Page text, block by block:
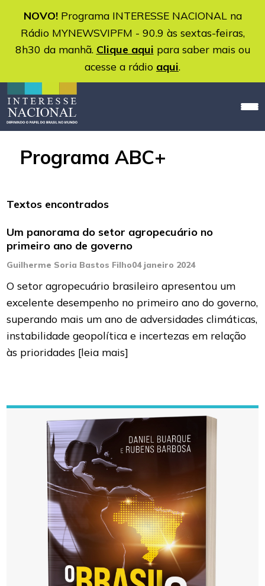
NOVO!Programa INTERESSE NACIONAL na
Rádio MYNEWSVIPFM - 90.9 às sextas-feiras,
8h30 da manhã. Clique aqui para saber mais ou
acesse a rádio aqui.
Programa ABC+
Textos encontrados
Um panorama do setor agropecuário no
primeiro ano de governo
Guilherme Soria Bastos Filho04 janeiro 2024
O setor agropecuário brasileiro apresentou um
excelente desempenho no primeiro ano do governo,
superando mais um ano de adversidades climáticas,
instabilidade geopolítica e incertezas em relação
às prioridades [leia mais]